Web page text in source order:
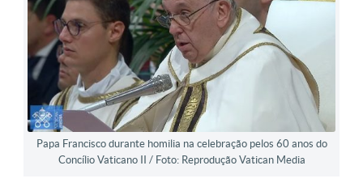
Papa Francisco durante homilia na celebração pelos 60 anos do
Concílio Vaticano II / Foto: Reprodução Vatican Media